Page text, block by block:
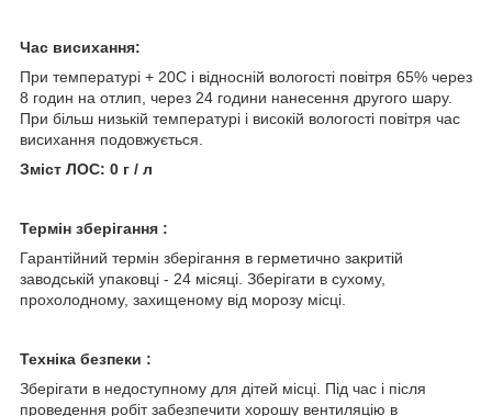
Час висихання:
При температурі + 20С і відносній вологості повітря 65% через
8 годин на отлип, через 24 години нанесення другого шару.
При більш низькій температурі і високій вологості повітря час
висихання подовжується.
Зміст ЛОС: 0 г / л
Термін зберігання :
Гарантійний термін зберігання в герметично закритій
заводській упаковці - 24 місяці. Зберігати в сухому,
прохолодному, захищеному від морозу місці.
Техніка безпеки :
Зберігати в недоступному для дітей місці. Під час і після
проведення робіт забезпечити хорошу вентиляцію в